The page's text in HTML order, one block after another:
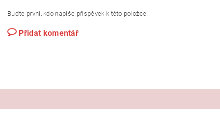
Buďte první, kdo napíše příspěvek k této položce.
Přidat komentář